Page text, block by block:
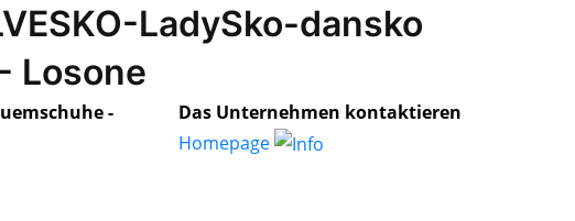
LadySko-dansko
Losone
-
Das Unternehmen kontaktieren
Homepage